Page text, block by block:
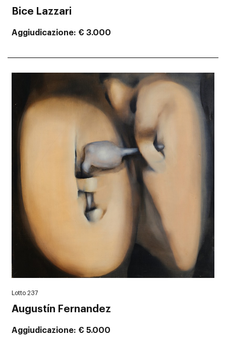
Bice Lazzari
Aggiudicazione € 3.000
Lotto 237
Augustín Fernandez
Aggiudicazione € 5.000